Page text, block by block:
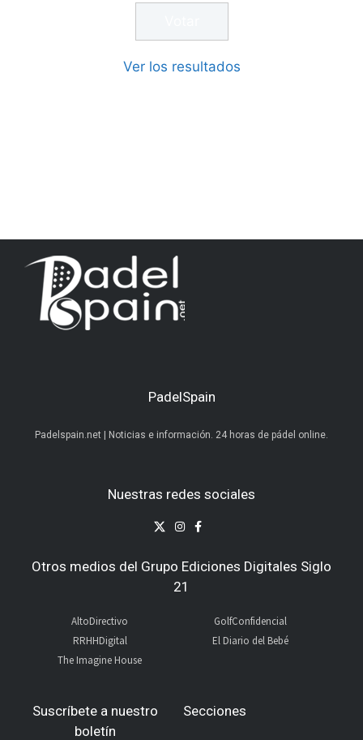
Ver los resultados
PadelSpain
Padelspain.net | Noticias e información. 24 horas de pádel online.
Nuestras redes sociales
Otros medios del Grupo Ediciones Digitales Siglo
21
AltoDirectivo
RRHHDigital
The Imagine House
GolfConfidencial
El Diario del Bebé
Suscríbete a nuestro
boletín
Secciones